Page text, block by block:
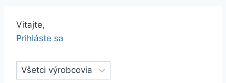
Vitajte,
Prihláste sa